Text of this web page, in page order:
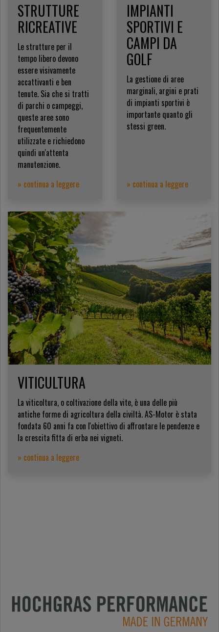
STRUTTURE
RICREATIVE
Le strutture per il
tempo libero devono
essere visivamente
accattivanti e ben
tenute. Sia che si tratti
di parchi o campeggi,
queste aree sono
frequentemente
utilizzate e richiedono
quindi un'attenta
manutenzione.
» continua a leggere
IMPIANTI
SPORTIVI E
CAMPI DA
GOLF
La gestione di aree
marginali, argini e prati
di impianti sportivi è
importante quanto gli
stessi green.
» continua a leggere
VITICULTURA
La viticoltura, o coltivazione della vite, è una delle più
antiche forme di agricoltura della civiltà. AS-Motor è stata
fondata 60 anni fa con l'obiettivo di affrontare le pendenze e
la crescita fitta di erba nei vigneti.
» continua a leggere